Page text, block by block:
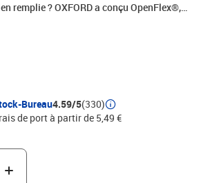
remplie ? OXFORD a conçu OpenFlex®,
resteront impeccables tout au long de
OpenFlex® offrent un confort d'écriture
système exclusif d'ouverture à plat .
d'un cahier agrafé 24x32 96
à la fois souple et résistant
est en polypro lisse et translucide.
et robuste, qui résistera aux rayures,
déchirures. Plus besoin de protège-
c'est un brevet de fabrication
en polypropylène reste souple et
Bureau4.59/5(330)
de port à partir de 5,49 €